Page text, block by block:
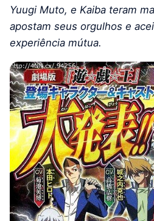
Yuugi Muto, e Kaiba teram
apostam seus orgulhos e
experiência mútua.